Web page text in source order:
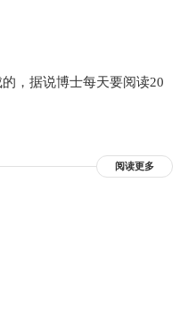
，据说博士每天要阅读20
阅读更多